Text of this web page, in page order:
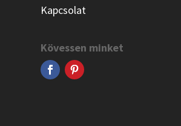
Kapcsolat
Kövessen minket